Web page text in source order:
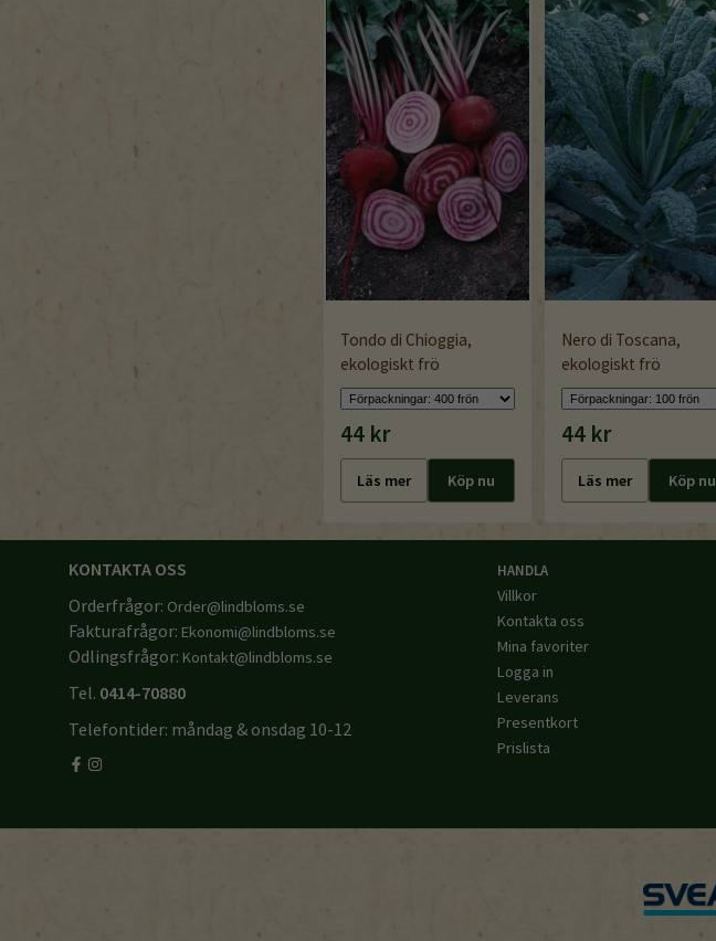
Tondo di Chioggia,
ekologiskt frö
44 kr
Läs mer Köp nu
Nero di Toscana,
ekologiskt frö
44 kr
Läs mer Köp nu
KONTAKTA OSS
Orderfrågor: Order@lindbloms.se
Fakturafrågor: Ekonomi@lindbloms.se
Odlingsfrågor: Kontakt@lindbloms.se
Tel. 0414-70880
Telefontider: måndag & onsdag 10-12
HANDLA
Villkor
Kontakta oss
Mina favoriter
Logga in
Leverans
Presentkort
Prislista